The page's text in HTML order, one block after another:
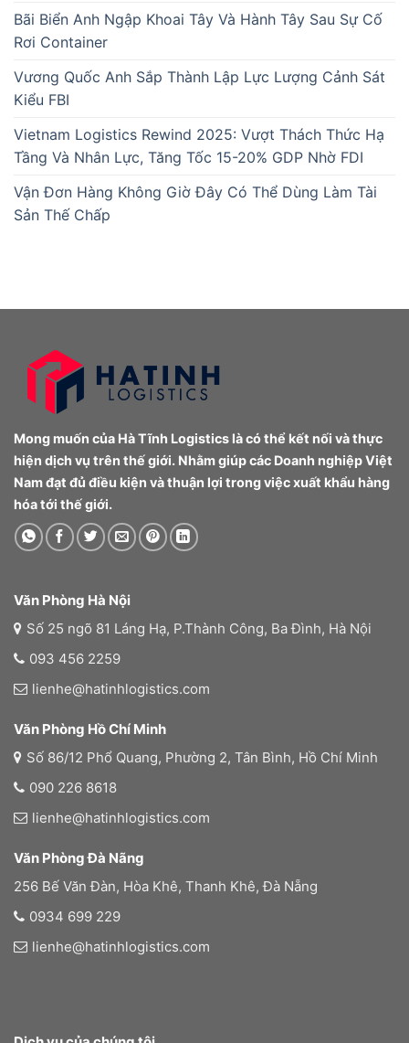
Bãi Biển Anh Ngập Khoai Tây Và Hành Tây Sau Sự Cố
Rơi Container
Vương Quốc Anh Sắp Thành Lập Lực Lượng Cảnh Sát
Kiểu FBI
Vietnam Logistics Rewind 2025: Vượt Thách Thức Hạ
Tầng Và Nhân Lực, Tăng Tốc 15-20% GDP Nhờ FDI
Vận Đơn Hàng Không Giờ Đây Có Thể Dùng Làm Tài
Sản Thế Chấp
Mong muốn của Hà Tĩnh Logistics là có thể kết nối và thực
hiện dịch vụ trên thế giới. Nhằm giúp các Doanh nghiệp Việt
Nam đạt đủ điều kiện và thuận lợi trong việc xuất khẩu hàng
hóa tới thế giới.
Văn Phòng Hà Nội
Số 25 ngõ 81 Láng Hạ, P.Thành Công, Ba Đình, Hà Nội
093 456 2259
lienhe@hatinhlogistics.com
Văn Phòng Hồ Chí Minh
Số 86/12 Phổ Quang, Phường 2, Tân Bình, Hồ Chí Minh
090 226 8618
lienhe@hatinhlogistics.com
Văn Phòng Đà Nãng
256 Bế Văn Đàn, Hòa Khê, Thanh Khê, Đà Nẵng
0934 699 229
lienhe@hatinhlogistics.com